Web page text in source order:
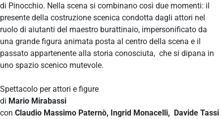
di Pinocchio. Nella scena si combinano così due momenti: il
presente della costruzione scenica condotta dagli attori nel
ruolo di aiutanti del maestro burattinaio, impersonificato da
una grande figura animata posta al centro della scena e il
passato appartenente alla storia conosciuta, che si dipana in
uno spazio scenico mutevole.
Spettacolo per attori e figure
di Mario Mirabassi
con Claudio Massimo Paternò, Ingrid Monacelli, Davide Tassi